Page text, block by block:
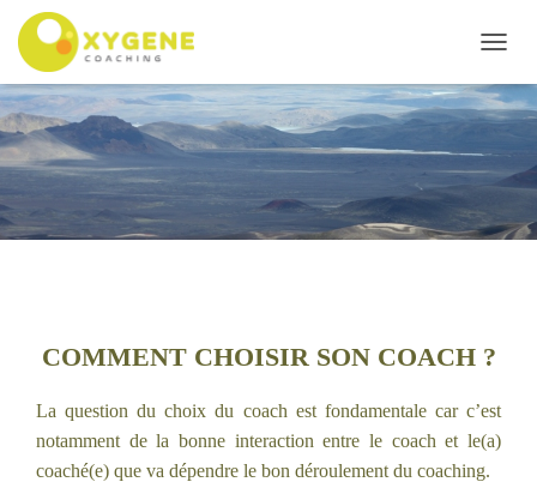
É
P
I
E
L
I
T
I
COMMENT CHOISIR SON COACH ?
La question du choix du coach est fondamentale car c’est
notamment de la bonne interaction entre le coach et le(a)
coaché(e) que va dépendre le bon déroulement du coaching.